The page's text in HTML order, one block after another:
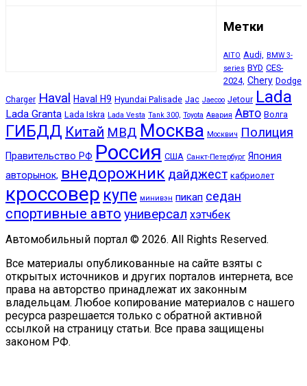
Метки
AITO Audi,
BMW 3-
series BYD CES-
2024, Chery Dodge
Charger Haval Haval H9 Hyundai Palisade Jac Jaecoo Jetour Lada
Lada Granta Lada Iskra Lada Vesta Tank 300, Toyota Авария Авто Волга
ГИБДД Китай МВД Москва Москвич Полиция
Правительство РФ Россия США Санкт-Петербург Япония
авторынок, внедорожник дайджест кабриолет
кроссовер купе минивэн пикап седан
спортивные авто универсал хэтчбек
Автомобильный портал © 2026. All Rights Reserved.
Все материалы опубликованные на сайте взяты с
открытых источников и других порталов интернета, все
права на авторство принадлежат их законным
владельцам. Любое копирование материалов с нашего
ресурса разрешается только с обратной активной
ссылкой на страницу статьи. Все права защищены
законом РФ.